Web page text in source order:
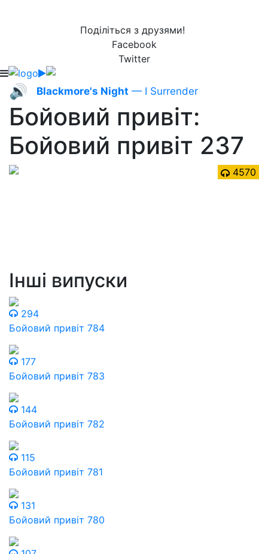
Поділіться з друзями!
Facebook
Twitter
🔊 Blackmore's Night — I Surrender
Бойовий привіт:
Бойовий привіт 237
4570
Інші випуски
294
Бойовий привіт 784
177
Бойовий привіт 783
144
Бойовий привіт 782
115
Бойовий привіт 781
131
Бойовий привіт 780